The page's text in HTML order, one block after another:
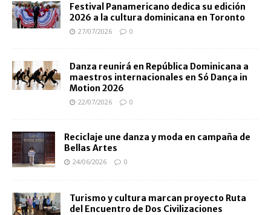
Festival Panamericano dedica su edición
2026 a la cultura dominicana en Toronto
27/07/2026 0
Danza reunirá en República Dominicana a
maestros internacionales en Só Dança in
Motion 2026
22/07/2026 0
Reciclaje une danza y moda en campaña de
Bellas Artes
24/06/2026 0
Turismo y cultura marcan proyecto Ruta
del Encuentro de Dos Civilizaciones